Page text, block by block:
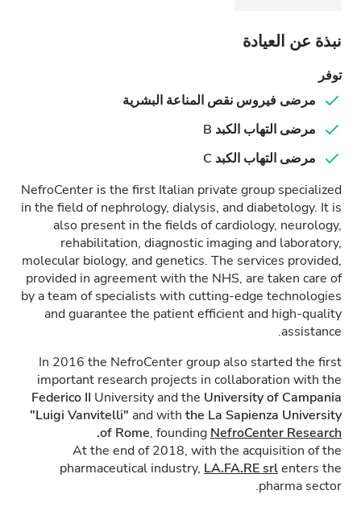
نبذة عن العيادة
توفر
مرضى فيروس نقص المناعة البشرية
مرضى التهاب الكبد B
مرضى التهاب الكبد C
NefroCenter is the first Italian private group specialized
in the field of nephrology, dialysis, and diabetology. It is
also present in the fields of cardiology, neurology,
rehabilitation, diagnostic imaging and laboratory,
molecular biology, and genetics. The services provided,
provided in agreement with the NHS, are taken care of
by a team of specialists with cutting-edge technologies
and guarantee the patient efficient and high-quality
assistance.
In 2016 the NefroCenter group also started the first
important research projects in collaboration with the
Federico II University and the University of Campania
"Luigi Vanvitelli" and with the La Sapienza University
of Rome, founding NefroCenter Research
.
At the end of 2018, with the acquisition of the
pharmaceutical industry, LA.FA.REsrlenters the
pharma sector.